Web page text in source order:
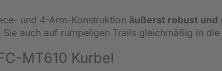
und 4-Arm-Konstruktion äußerst robust und
auch auf rumpeligen Trails gleichmäßig in die
MT610 Kurbel